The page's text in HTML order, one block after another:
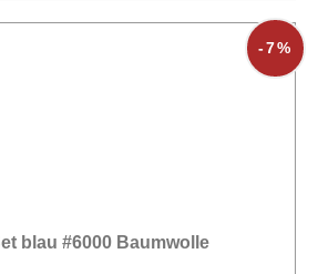
blau #6000 Baumwolle
-7%